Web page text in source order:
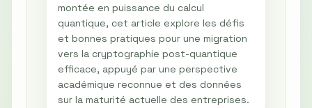
montée en puissance du calcul
quantique, cet article explore les défis
et bonnes pratiques pour une migration
vers la cryptographie post-quantique
efficace, appuyé par une perspective
académique reconnue et des données
sur la maturité actuelle des entreprises.